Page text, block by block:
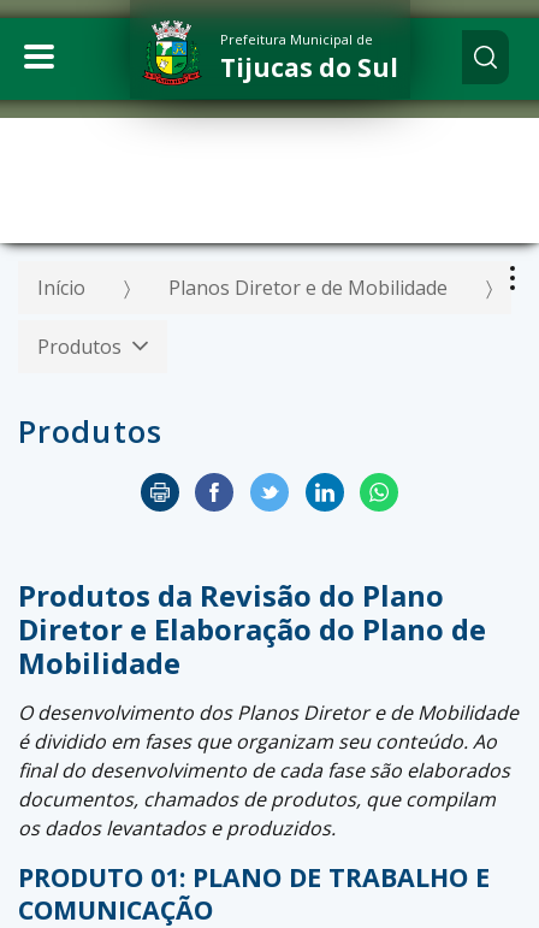
Prefeitura Municipal de
Tijucas do Sul
Início Planos Diretor e de Mobilidade
Produtos
Produtos
Produtos da Revisão do Plano
Diretor e Elaboração do Plano de
Mobilidade
O desenvolvimento dos Planos Diretor e de Mobilidade
é dividido em fases que organizam seu conteúdo. Ao
final do desenvolvimento de cada fase são elaborados
documentos, chamados de produtos, que compilam
os dados levantados e produzidos.
PRODUTO 01: PLANO DE TRABALHO E
COMUNICAÇÃO